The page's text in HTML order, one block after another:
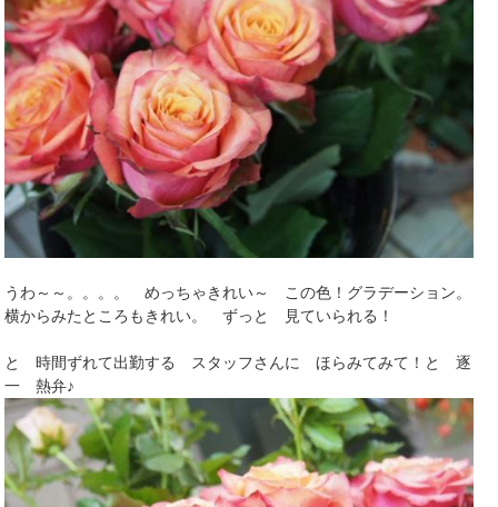
うわ～～。。。。 めっちゃきれい～ この色！グラデーション。
横からみたところもきれい。 ずっと 見ていられる！
と 時間ずれて出勤する スタッフさんに ほらみてみて！と 逐
一 熱弁♪